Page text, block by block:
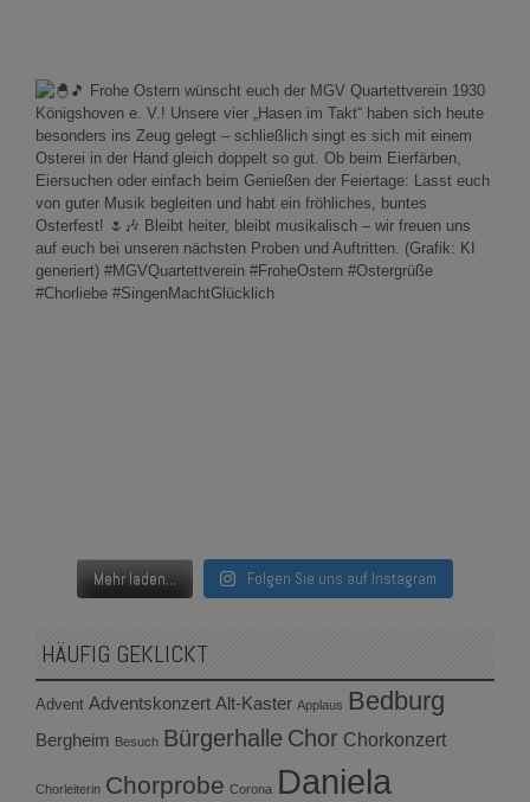
Mehr laden... Folgen Sie uns auf Instagram
HÄUFIG GEKLICKT
Advent Adventskonzert Alt-Kaster Applaus Bedburg
Bergheim Besuch Bürgerhalle Chor Chorkonzert
Chorleiterin Chorprobe Corona Daniela